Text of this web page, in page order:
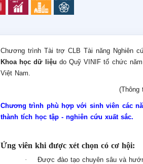
Chương trình Tài trợ CLB Tài năng Nghiên
Khoa học dữ liệu do Quỹ VINIF tổ chức
Việt Nam.
(Thông
Chương trình phù hợp với sinh viên các
thành tích học tập - nghiên cứu xuất sắc.
Ứng viên khi được xét chọn có cơ hội:
· Được đào tạo chuyên sâu và